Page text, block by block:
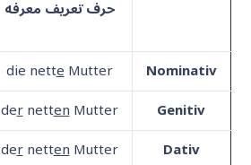
حرف تعریف معرفه
Nominativ
die netteMutter
Genitiv
dernettenMutter
Dativ
dernettenMutter